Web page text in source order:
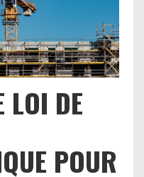
LOI DE
POUR